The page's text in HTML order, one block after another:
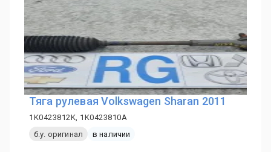
Тяга рулевая Volkswagen Sharan 2011
1K0423812K, 1K0423810A
б.у. оригинал
в наличии